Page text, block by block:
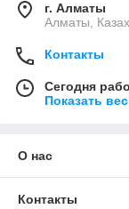
г. Алматы
Алматы,
Контакты
Сегодня
Показать
О нас
Контакты